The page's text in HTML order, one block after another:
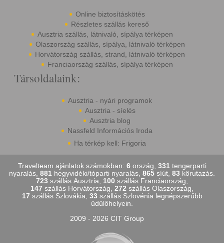
Online biztosításkötés
Részletes szállás kereső
Ausztria szállás, látnivaló, sípálya térképen
Olaszország szállás, sípálya, látnivaló térképen
Horvátország szállás, strand, látnivaló térképen
Franciaország szállás, sípálya térképen
Társoldalaink:
Ausztria - nyári programok
Ausztria - síelés
Ausztria blog
Nassfeld Információs Iroda
Ha térkép kell: Frigoria
Travelteam ajánlatok számokban: 6ország, 331tengerparti
nyaralás, 881 hegyvidéki/tóparti nyaralás, 865 síút, 83 körutazás.
723 szállás Ausztria, 100 szállás Franciaország,
147 szállás Horvátország, 272 szállás Olaszország,
17 szállás Szlovákia, 33 szállás Szlovénia legnépszerűbb
üdülőhelyein.
2009 - 2026 CIT Group